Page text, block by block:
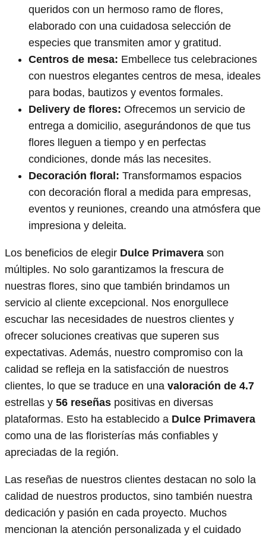
queridos con un hermoso ramo de flores,
elaborado con una cuidadosa selección de
especies que transmiten amor y gratitud.
Centros de mesa: Embellece tus celebraciones
con nuestros elegantes centros de mesa, ideales
para bodas, bautizos y eventos formales.
Delivery de flores: Ofrecemos un servicio de
entrega a domicilio, asegurándonos de que tus
flores lleguen a tiempo y en perfectas
condiciones, donde más las necesites.
Decoración floral: Transformamos espacios
con decoración floral a medida para empresas,
eventos y reuniones, creando una atmósfera que
impresiona y deleita.
Los beneficios de elegir Dulce Primavera son
múltiples. No solo garantizamos la frescura de
nuestras flores, sino que también brindamos un
servicio al cliente excepcional. Nos enorgullece
escuchar las necesidades de nuestros clientes y
ofrecer soluciones creativas que superen sus
expectativas. Además, nuestro compromiso con la
calidad se refleja en la satisfacción de nuestros
clientes, lo que se traduce en una valoración de 4.7
estrellas y 56 reseñas positivas en diversas
plataformas. Esto ha establecido a Dulce Primavera
como una de las floristerías más confiables y
apreciadas de la región.
Las reseñas de nuestros clientes destacan no solo la
calidad de nuestros productos, sino también nuestra
dedicación y pasión en cada proyecto. Muchos
mencionan la atención personalizada y el cuidado